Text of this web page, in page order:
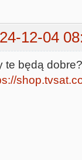
12-04
te będą dobre?